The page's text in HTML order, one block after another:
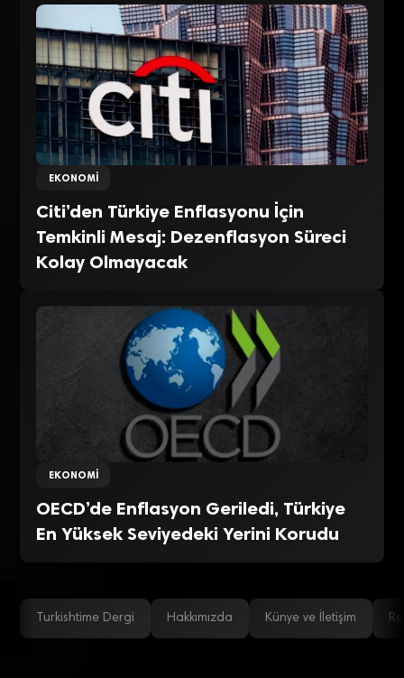
EKONOMI
Citi’den Türkiye Enflasyonu İçin
Temkinli Mesaj: Dezenflasyon Süreci
Kolay Olmayacak
EKONOMI
OECD’de Enflasyon Geriledi, Türkiye
En Yüksek Seviyedeki Yerini Korudu
Turkishtime Dergi Hakkımızda Künye ve İletişim